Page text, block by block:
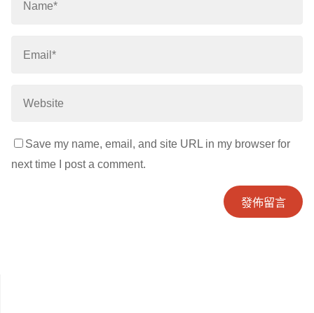
Save my name, email, and site URL in my browser for
next time I post a comment.